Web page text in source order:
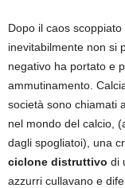
Dopo il caos scoppiato
inevitabilmente non si
negativo ha portato e
ammutinamento.
società sono chiamati
nel mondo del calcio,
dagli spogliatoi), una
ciclone distruttivo di
azzurri cullavano e